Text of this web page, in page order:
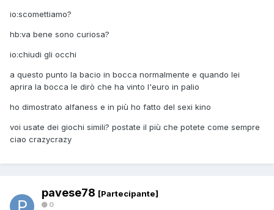
io:scomettiamo?
hb:va bene sono curiosa?
io:chiudi gli occhi
a questo punto la bacio in bocca normalmente e quando lei
aprira la bocca le dirò che ha vinto l'euro in palio
ho dimostrato alfaness e in più ho fatto del sexi kino
voi usate dei giochi simili? postate il più che potete come sempre
ciao crazycrazy
pavese78 [Partecipante]
0